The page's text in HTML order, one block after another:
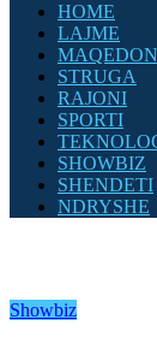
HOME
LAJME
STRUGA
RAJONI
SPORTI
SHOWBIZ
SHENDETI
NDRYSHE
Showbiz